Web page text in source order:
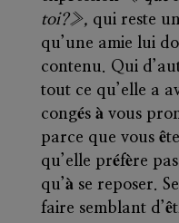
toi?», qui reste
qu’une amie lui
contenu. Qui
tout ce qu’elle a
congés à vous
parce que vous
qu’elle préfère
qu’à se reposer.
faire semblant